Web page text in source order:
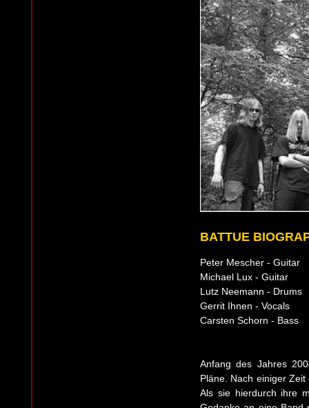
BATTUE
Peter Mescher - Guitar
Michael Lux - Guitar
Lutz Neemann - Drums
Gerrit Ihnen - Vocals
Carsten Schorn - Bass
Anfang des Jahres
Pläne. Nach einiger
Als sie hierdurch ihre